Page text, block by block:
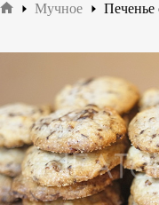
Мучное Печенье